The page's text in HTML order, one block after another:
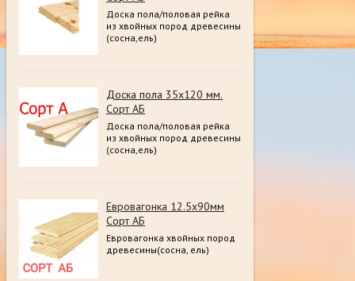
Доска пола/половая рейка
из хвойных пород древесины
(сосна,ель)
Доска пола 35х120 мм.
Сорт АБ
Доска пола/половая рейка
из хвойных пород древесины
(сосна,ель)
Евровагонка 12.5х90мм
Сорт АБ
Евровагонка хвойных пород
древесины(сосна, ель)